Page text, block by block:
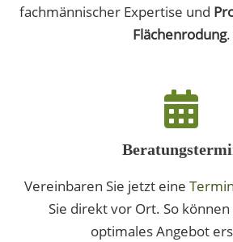
fachmännischer Expertise und
Flächenrodung.
Vereinbaren Sie jetzt eine Termin
Sie direkt vor Ort. So
optimales Angebot